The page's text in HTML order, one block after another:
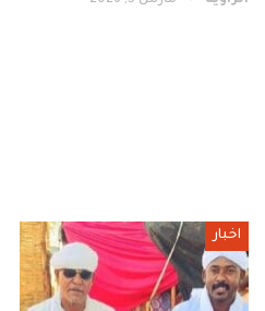
اخبار